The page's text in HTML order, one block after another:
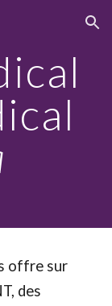
Skip to navigation
offre sur
des